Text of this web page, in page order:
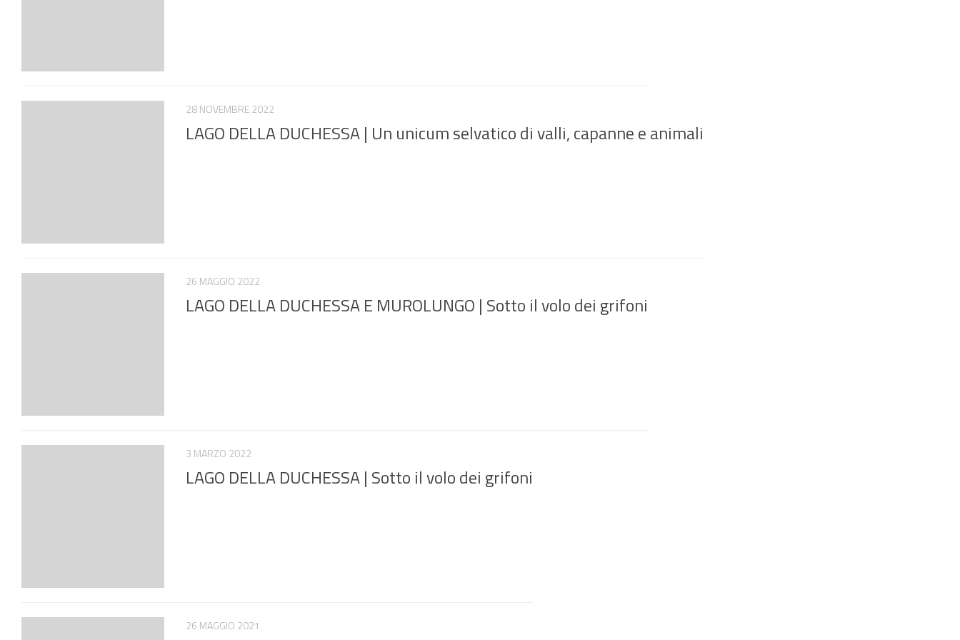
28 NOVEMBRE 2022
LAGO DELLA DUCHESSA | Un unicum selvatico di valli, capanne e animali
26 MAGGIO 2022
LAGO DELLA DUCHESSA E MUROLUNGO | Sotto il volo dei grifoni
3 MARZO 2022
LAGO DELLA DUCHESSA | Sotto il volo dei grifoni
26 MAGGIO 2021